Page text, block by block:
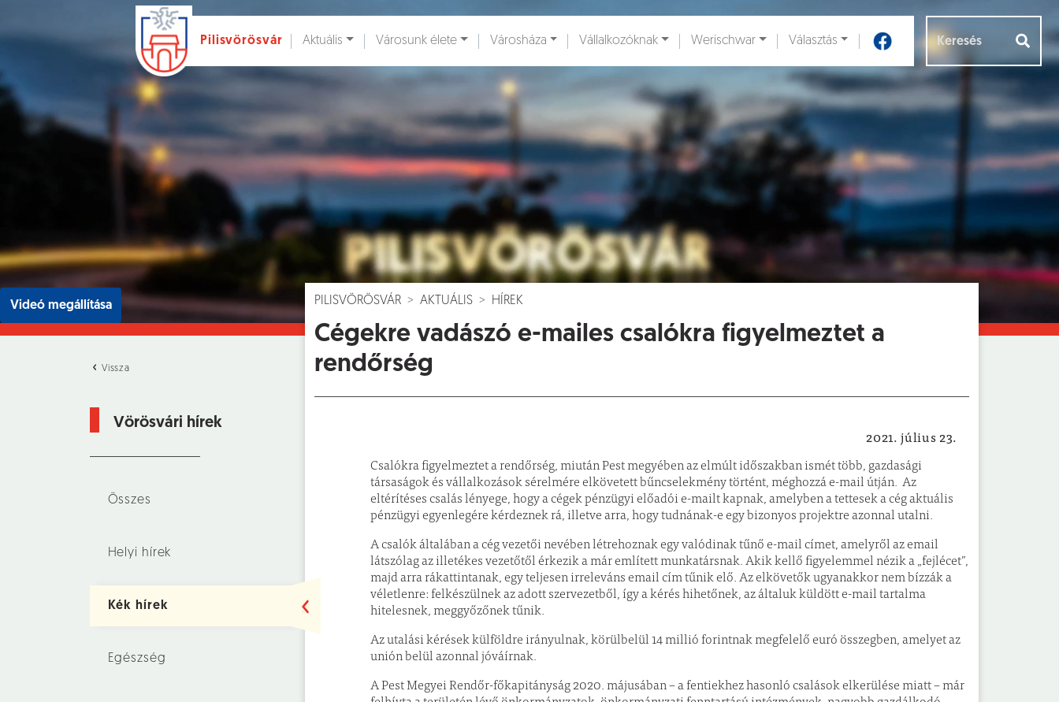
Ugrás a fő tartalomhoz
Pilisvörösvár Aktuális Városunk élete Városháza Vállalkozóknak Werischwar Választás
Videó megállítása
Vissza
Vörösvári hírek
Összes
Helyi hírek
Kék hírek
Egészség
PILISVÖRÖSVÁR AKTUÁLIS HÍREK
Cégekre vadászó e-mailes csalókra figyelmeztet a
rendőrség
Kék hírek
2021. július 23.
Csalókra figyelmeztet a rendőrség, miután Pest megyében az elmúlt időszakban ismét több, gazdasági
társaságok és vállalkozások sérelmére elkövetett bűncselekmény történt, méghozzá e-mail útján. Az
eltérítéses csalás lényege, hogy a cégek pénzügyi előadói e-mailt kapnak, amelyben a tettesek a cég aktuális
pénzügyi egyenlegére kérdeznek rá, illetve arra, hogy tudnának-e egy bizonyos projektre azonnal utalni.
A csalók általában a cég vezetői nevében létrehoznak egy valódinak tűnő e-mail címet, amelyről az email
látszólag az illetékes vezetőtől érkezik a már említett munkatársnak. Akik kellő figyelemmel nézik a „fejlécet”,
majd arra rákattintanak, egy teljesen irreleváns email cím tűnik elő. Az elkövetők ugyanakkor nem bízzák a
véletlenre: felkészülnek az adott szervezetből, így a kérés hihetőnek, az általuk küldött e-mail tartalma
hitelesnek, meggyőzőnek tűnik.
Az utalási kérések külföldre irányulnak, körülbelül 14 millió forintnak megfelelő euró összegben, amelyet az
unión belül azonnal jóváírnak.
A Pest Megyei Rendőr-főkapitányság 2020. májusában – a fentiekhez hasonló csalások elkerülése miatt – már
Események [] Dokumentumok [